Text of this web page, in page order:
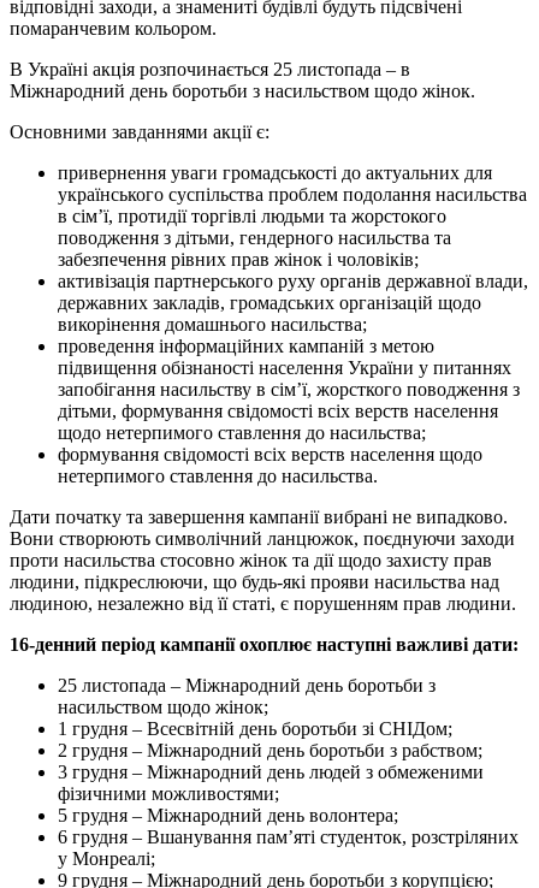
відповідні заходи, а знамениті будівлі будуть підсвічені
помаранчевим кольором.
В Україні акція розпочинається 25 листопада – в
Міжнародний день боротьби з насильством щодо жінок.
Основними завданнями акції є:
привернення уваги громадськості до актуальних для
українського суспільства проблем подолання насильства
в сім’ї, протидії торгівлі людьми та жорстокого
поводження з дітьми, гендерного насильства та
забезпечення рівних прав жінок і чоловіків;
активізація партнерського руху органів державної влади,
державних закладів, громадських організацій щодо
викорінення домашнього насильства;
проведення інформаційних кампаній з метою
підвищення обізнаності населення України у питаннях
запобігання насильству в сім’ї, жорсткого поводження з
дітьми, формування свідомості всіх верств населення
щодо нетерпимого ставлення до насильства;
формування свідомості всіх верств населення щодо
нетерпимого ставлення до насильства.
Дати початку та завершення кампанії вибрані не випадково.
Вони створюють символічний ланцюжок, поєднуючи заходи
проти насильства стосовно жінок та дії щодо захисту прав
людини, підкреслюючи, що будь-які прояви насильства над
людиною, незалежно від її статі, є порушенням прав людини.
16-денний період кампанії охоплює наступні важливі дати:
25 листопада – Міжнародний день боротьби з
насильством щодо жінок;
1 грудня – Всесвітній день боротьби зі СНІДом;
2 грудня – Міжнародний день боротьби з рабством;
3 грудня – Міжнародний день людей з обмеженими
фізичними можливостями;
5 грудня – Міжнародний день волонтера;
6 грудня – Вшанування пам’яті студенток, розстріляних
у Монреалі;
9 грудня – Міжнародний день боротьби з корупцією;